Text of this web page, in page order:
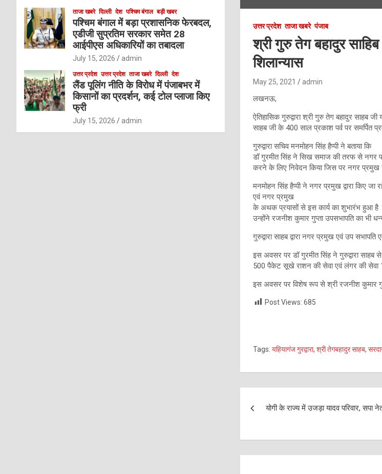
उत्तर प्रदेश ताजा खबरे पंजाब
श्री गुरु तेग बहादुर
शिलान्यास
May 25, 2021 admin
लखनऊ,
ऐतिहासिक गुरुद्वारा श्री गुरु तेग बहादुर साहब
साहब जी के 400 साल प्रकाश पर्व पर समर्पित
गुरुद्वारा सचिव मनमोहन सिंह हैप्पी ने बताया कि
डॉ गुरमीत सिंह ने सिख समाज की तरफ से नगर
करने के लिए निवेदन किया जिस पर नगर प्रमुख
मनमोहन सिंह हैप्पी ने नगर प्रमुख द्वारा किए
एवं नगर प्रमुख
के अथक प्रयासों से इस कार्य का शुभारंभ हुआ है
उन्होंने रजनीश कुमार गुप्ता उपसभापति का भी
गुरुद्वारा साहब द्वारा नगर प्रमुख एवं उप
इस अवसर पर डॉ गुरमीत सिंह ने गुरुद्वारा
500 पैकेट सूखे राशन की सेवा एवं लंगर की सेवा
इस अवसर पर विशेष रूप से श्री रजनीश कुमार
Post Views: 685
Tags: यहियागंज गुरद्वारा, श्री तेगबहादुर साहब,
योगी के राज्य में उजड़ा यादव परिवार, सपा
ताजा खबरे दिल्ली देश पश्चिम बंगाल बड़ी खबर
पश्चिम बंगाल में बड़ा प्रशासनिक फेरबदल,
एडीजी सुप्रतिम सरकार समेत 28
आईपीएस अधिकारियों का तबादला
July 15, 2026 admin
उत्तर प्रदेश उत्तर प्रदेश ताजा खबरे दिल्ली देश
लैंड पूलिंग नीति के विरोध में पंजाबभर में
किसानों का प्रदर्शन, कई टोल प्लाजा किए
फ्री
July 15, 2026 admin